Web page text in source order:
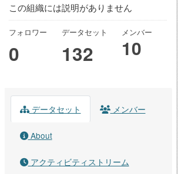
この組織には説明がありません
フォロワー
0
データセット
132
メンバー
10
データセット メンバー
About
アクティビティストリーム